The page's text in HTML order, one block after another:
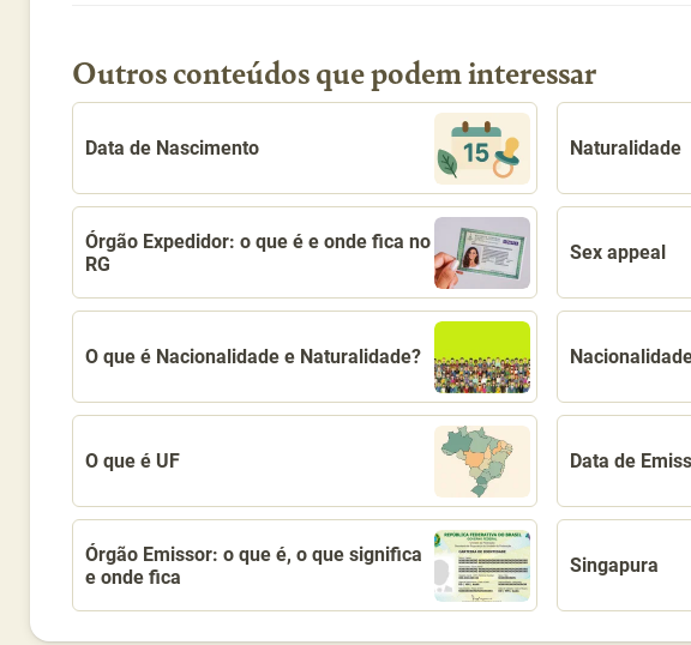
Outros conteúdos que podem interessar
Data de Nascimento Naturalidade
Órgão Expedidor: o que é e onde fica no
RG
Sex appeal
O que é Nacionalidade e Naturalidade?
O que é UF Data de
Órgão Emissor: o que é, o que significa
e onde fica
Singapura